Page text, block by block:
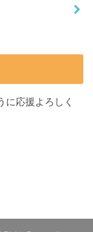
に応援よろしく